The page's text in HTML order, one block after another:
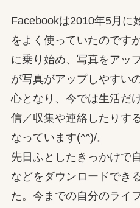
Facebookは2010年5月に
をよく使っていたのです
に乗り始め、写真をアッ
が写真がアップしやすい
心となり、今では生活だ
信／収集や連絡したりす
なっています(^^)/。
先日ふとしたきっかけで
などをダウンロードでき
た。今までの自分のライ